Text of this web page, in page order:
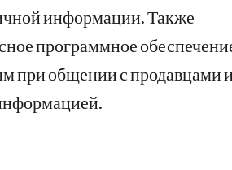
информации. Также
программное
при общении с продавцами